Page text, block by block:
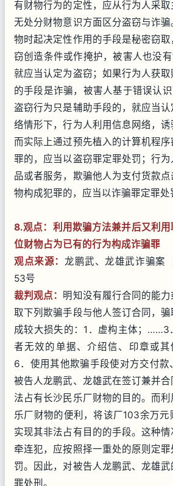
有财物行为的定性，应从行为人采
无处分财物意识方面区分盗窃与诈
物时起决定性作用的手段是秘密窃
窃创造条件或作掩护，被害人也没有
就应当认定为盗窃；如果行为人获
的手段是诈骗，被害人基于错误认识
盗窃行为只是辅助手段的，就应当
络情形下，行为人利用信息网络，
而实际上通过预先植入的计算机程
罪的，应当以盗窃罪定罪处罚；行
品或者服务，欺骗他人为支付货款
物构成犯罪的，应当以诈骗罪定罪处
8.观点：利用欺骗方法兼并后又利
位财物占为已有的行为构成诈骗罪
观点来源： 龙鹏武、龙雄武诈骗案
53号
裁判观点： 明知没有履行合同的能
取下列欺骗手段与他人签订合同，
成较大损失的：1．虚构主体；……3
者无效的单据、介绍信、印章或
6．使用其他欺骗手段使对方交付款
被告人龙鹏武、龙雄武在签订兼并
法占有长沙民乐厂财物的目的。而
乐厂财物的便利，将该厂103余万
实现其非法占有目的的手段。这种
牵连犯，应按照择一重处的原则定
罚。因此，对被告人龙鹏武、龙雄
罪处刑。